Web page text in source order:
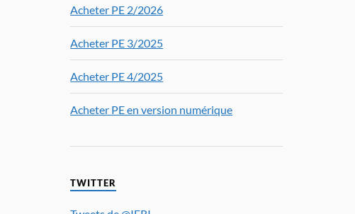
Acheter PE 2/2026
Acheter PE 3/2025
Acheter PE 4/2025
Acheter PE en version numérique
TWITTER